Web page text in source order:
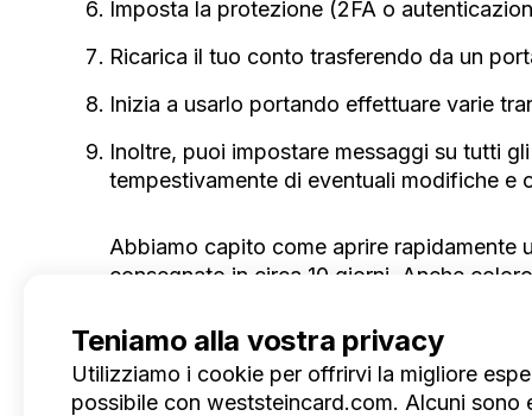
Imposta la protezione (2FA o
Ricarica il tuo conto trasferendo da un
Inizia a usarlo portando effettuare varie
Inoltre, puoi impostare messaggi su tutti
tempestivamente di eventuali modifiche e
Abbiamo capito come aprire rapidamente
consegnato in circa 10 giorni. Anche
vantaggi distintivi di un'opzione così
Teniamo alla vostra privacy
Utilizziamo i cookie per offrirvi la migliore
possibile con weststeincard.com. Alcuni sono